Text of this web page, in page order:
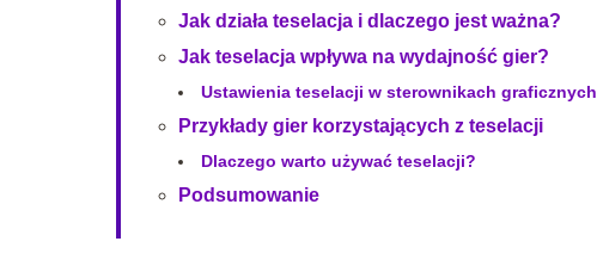
Jak działa teselacja i dlaczego jest ważna?
Jak teselacja wpływa na wydajność gier?
Ustawienia teselacji w sterownikach graficznych
Przykłady gier korzystających z teselacji
Dlaczego warto używać teselacji?
Podsumowanie